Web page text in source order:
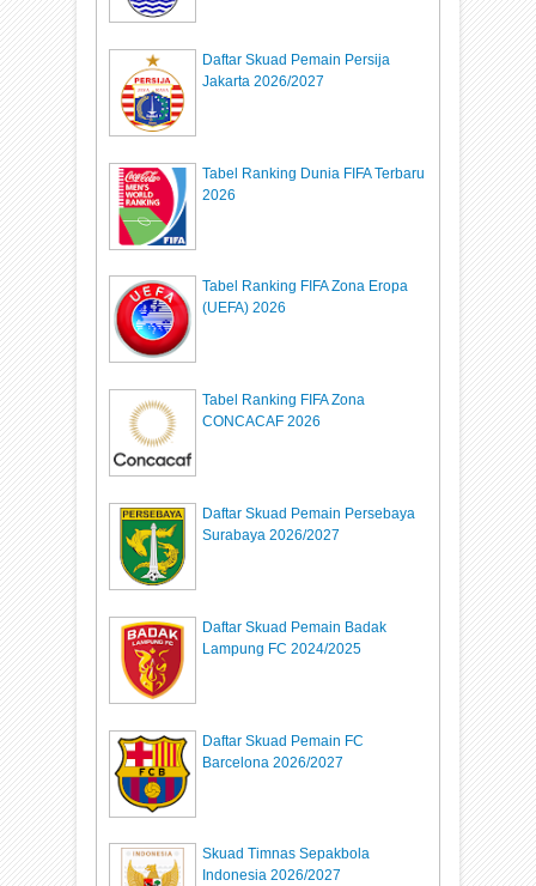
Daftar Skuad Pemain Persija
Jakarta 2026/2027
Tabel Ranking Dunia FIFA Terbaru
2026
Tabel Ranking FIFA Zona Eropa
(UEFA) 2026
Tabel Ranking FIFA Zona
CONCACAF 2026
Daftar Skuad Pemain Persebaya
Surabaya 2026/2027
Daftar Skuad Pemain Badak
Lampung FC 2024/2025
Daftar Skuad Pemain FC
Barcelona 2026/2027
Skuad Timnas Sepakbola
Indonesia 2026/2027